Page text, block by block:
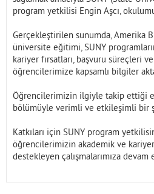
program yetkilisi Engin Aşcı,
Gerçekleştirilen sunumda, Amerika
üniversite eğitimi, SUNY
kariyer fırsatları, başvuru süreçleri
öğrencilerimize kapsamlı bilgiler
Öğrencilerimizin ilgiyle takip ettiği
bölümüyle verimli ve etkileşimli bir
Katkıları için SUNY program
öğrencilerimizin akademik ve kariyer
destekleyen çalışmalarımıza